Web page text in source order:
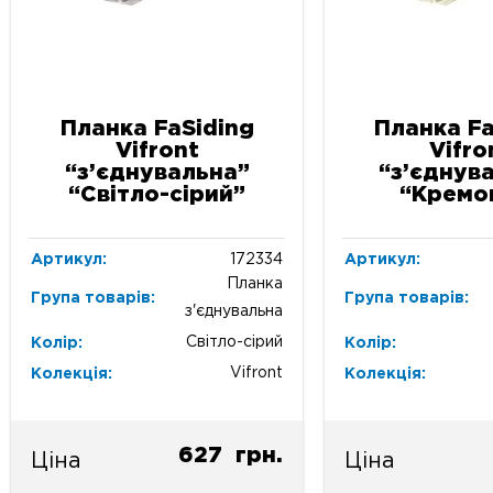
Планка FaSiding
Vifront
“з’єднувальна”
“Світло-сірий”
Артикул: 172334
Група товарів:
Планка
з'єднувальна
Колір: Світло-сірий
Колекція: Vifront
Ціна 627 грн.
Планка
Артикул:
Група товарів:
Колір:
Колекція:
Ціна